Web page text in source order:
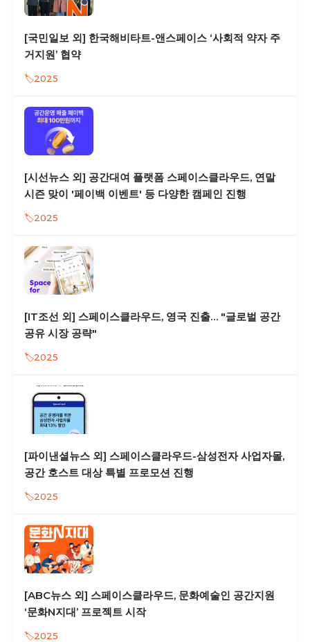
[국민일보 외] 한국해비타트-앤스페이스 ‘사회적 약자 주
거지원’ 협약
2025
[시선뉴스 외] 공간대여 플랫폼 스페이스클라우드, 연말
시즌 맞이 '페이백 이벤트' 등 다양한 캠페인 진행
2025
[IT조선 외] 스페이스클라우드, 영국 진출… "글로벌 공간
공유 시장 공략"
2025
[파이낸셜뉴스 외] 스페이스클라우드-삼성전자 사업자몰,
공간 호스트 대상 특별 프로모션 진행
2025
[ABC뉴스 외] 스페이스클라우드, 문화예술인 공간지원
‘문화N지대’ 프로젝트 시작
2025